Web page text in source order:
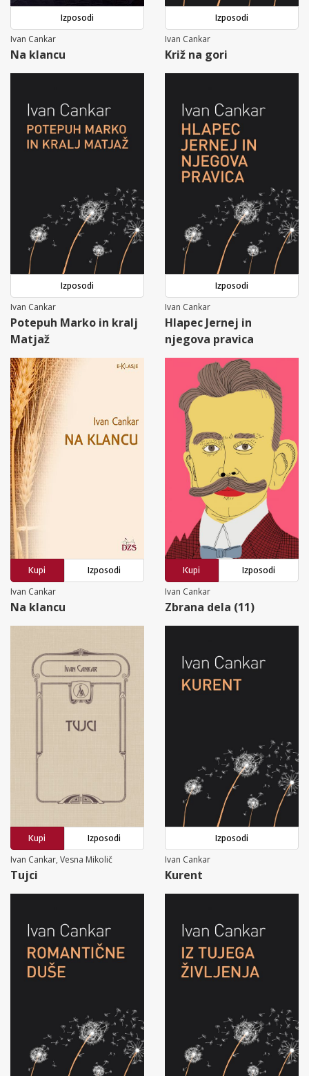
Izposodi
Ivan Cankar
Na klancu
Izposodi
Ivan Cankar
Križ na gori
Izposodi
Ivan Cankar
Potepuh Marko in kralj
Matjaž
Izposodi
Ivan Cankar
Hlapec Jernej in
njegova pravica
Kupi
Izposodi
Ivan Cankar
Na klancu
Kupi
Izposodi
Ivan Cankar
Zbrana dela (11)
Kupi
Izposodi
Ivan Cankar, Vesna Mikolič
Tujci
Izposodi
Ivan Cankar
Kurent